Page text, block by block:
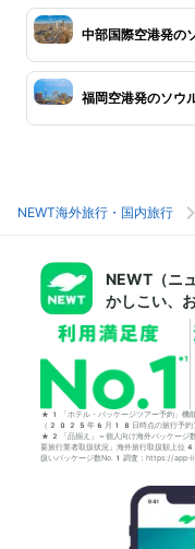
中部国際空港発の
福岡空港発のソウ
NEWT海外旅行・国内旅行
NEWT（ニ
かしこい、
*1「ホテル・パッケージツアー予約」機能
（2025年6月18日時点の旅行予約ア
*2「品揃え」＝個人向け海外パッケ
要旅行業者取扱状況」海外旅行取扱額上位
扱いパッケージ数No.1調査：